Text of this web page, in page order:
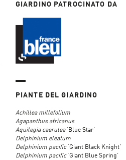
GIARDINO PATROCINATO DA
PIANTE DEL GIARDINO
Achillea millefolium
Agapanthus africanus
Aquilegia caerulea‘Blue Star’
Delphinium eleatum
Delphinium pacific‘Giant Black Knight’
Delphinium pacific‘Giant Blue Spring’